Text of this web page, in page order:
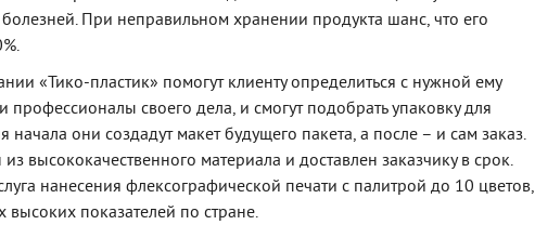
При неправильном хранении продукта шанс, что его
«Тико-пластик» помогут клиенту определиться с нужной ему
профессионалы своего дела, и смогут подобрать упаковку для
начала они создадут макет будущего пакета, а после – и сам заказ.
высококачественного материала и доставлен заказчику в срок.
нанесения флексографической печати с палитрой до 10 цветов,
высоких показателей по стране.